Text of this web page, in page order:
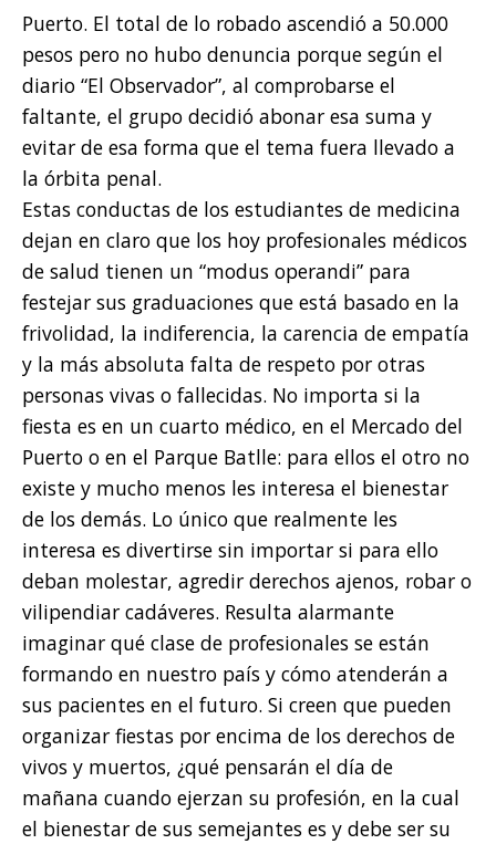
Puerto. El total de lo robado ascendió a 50.000
pesos pero no hubo denuncia porque según el
diario “El Observador”, al comprobarse el
faltante, el grupo decidió abonar esa suma y
evitar de esa forma que el tema fuera llevado a
la órbita penal.
Estas conductas de los estudiantes de medicina
dejan en claro que los hoy profesionales médicos
de salud tienen un “modus operandi” para
festejar sus graduaciones que está basado en la
frivolidad, la indiferencia, la carencia de empatía
y la más absoluta falta de respeto por otras
personas vivas o fallecidas. No importa si la
fiesta es en un cuarto médico, en el Mercado del
Puerto o en el Parque Batlle: para ellos el otro no
existe y mucho menos les interesa el bienestar
de los demás. Lo único que realmente les
interesa es divertirse sin importar si para ello
deban molestar, agredir derechos ajenos, robar o
vilipendiar cadáveres. Resulta alarmante
imaginar qué clase de profesionales se están
formando en nuestro país y cómo atenderán a
sus pacientes en el futuro. Si creen que pueden
organizar fiestas por encima de los derechos de
vivos y muertos, ¿qué pensarán el día de
mañana cuando ejerzan su profesión, en la cual
el bienestar de sus semejantes es y debe ser su